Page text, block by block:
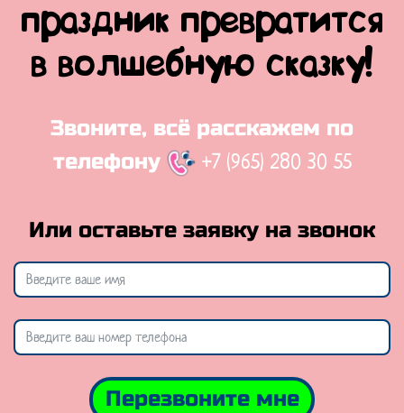
праздник превратится
в волшебную сказку!
Звоните, всё расскажем по
телефону
+7 (965) 280 30 55
Или оставьте заявку на звонок
Перезвоните мне